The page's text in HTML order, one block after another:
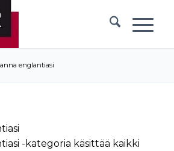
englantiasi
-kategoria käsittää kaikki